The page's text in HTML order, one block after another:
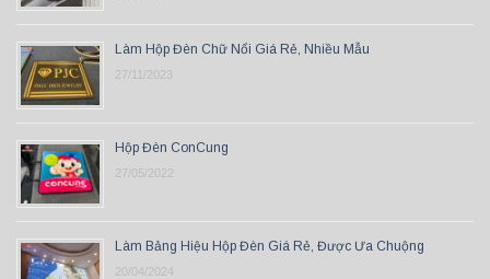
Làm Hộp Đèn Chữ Nổi Giá Rẻ, Nhiều Mẫu
27/11/2023
Hộp Đèn ConCung
27/05/2022
Làm Bảng Hiệu Hộp Đèn Giá Rẻ, Được Ưa Chuộng
20/04/2024